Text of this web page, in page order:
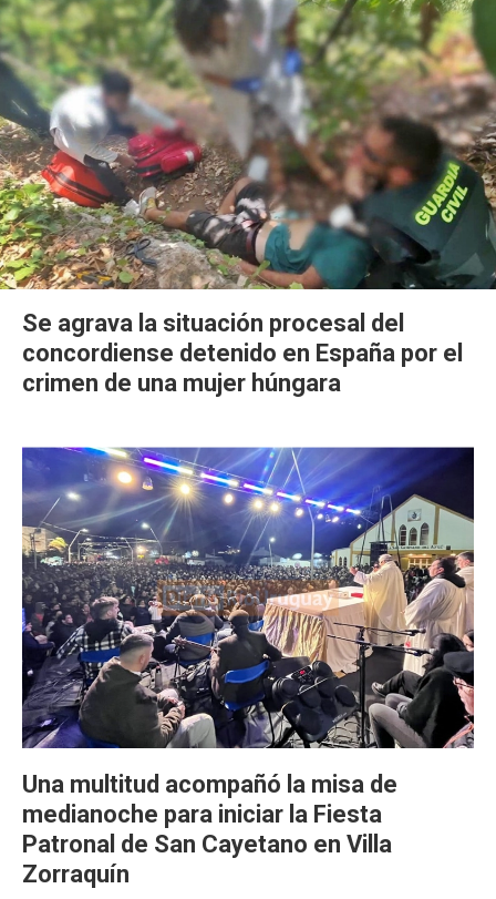
Se agrava la situación procesal del
concordiense detenido en España por el
crimen de una mujer húngara
Una multitud acompañó la misa de
medianoche para iniciar la Fiesta
Patronal de San Cayetano en Villa
Zorraquín